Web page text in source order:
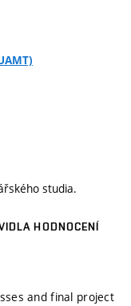
studia.
HODNOCENÍ
and final project